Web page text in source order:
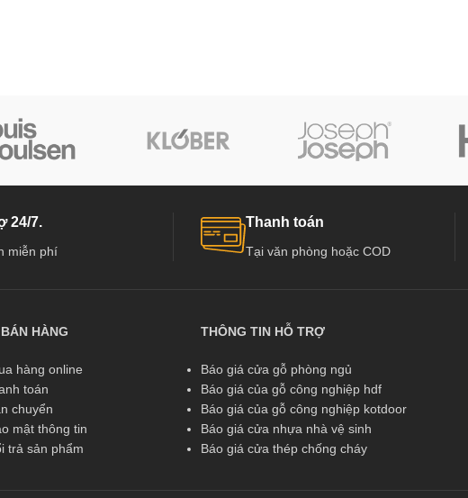
24/7.
miễn phí
Thanh toán
Tại văn phòng hoặc COD
HÀNG
hàng online
toán
chuyển
mật thông tin
trả sản phẩm
THÔNG TIN HỖ TRỢ
Báo giá cửa gỗ phòng ngủ
Báo giá của gỗ công nghiệp hdf
Báo giá của gỗ công nghiệp kotdoor
Báo giá cửa nhựa nhà vệ sinh
Báo giá cửa thép chống cháy